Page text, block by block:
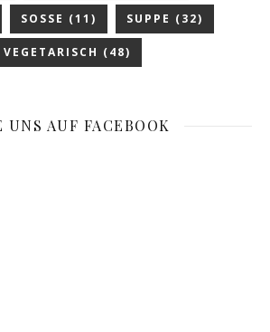
SOSSE (11) SUPPE (32)
VEGETARISCH (48)
UNS AUF FACEBOOK